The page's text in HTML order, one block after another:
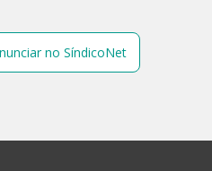
no SíndicoNet